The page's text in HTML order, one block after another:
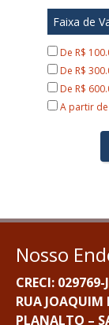
Faixa de
De R$
De R$
De R$
A partir de
Nosso
CRECI: 029769-J
RUA JOAQUIM
PLANALTO –